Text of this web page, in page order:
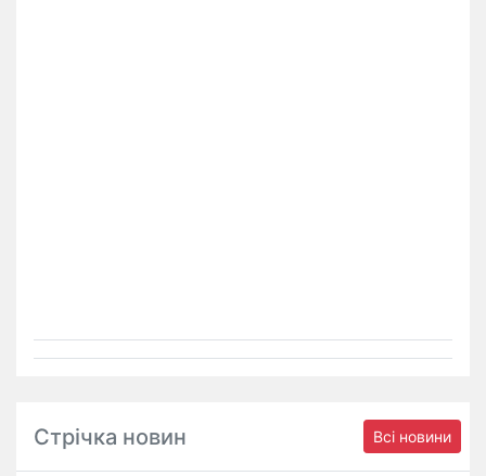
Стрічка новин Всі новини